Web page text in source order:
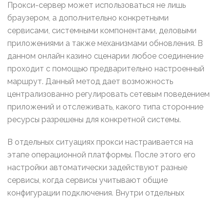
Прокси-сервер может использоваться не лишь
браузером, а дополнительно конкретными
сервисами, системными компонентами, деловыми
приложениями а также механизмами обновления. В
данном онлайн казино сценарии любое соединение
проходит с помощью предварительно настроенный
маршрут. Данный метод дает возможность
централизованно регулировать сетевым поведением
приложений и отслеживать, какого типа сторонние
ресурсы разрешены для конкретной системы.
В отдельных ситуациях прокси настраивается на
этапе операционной платформы. После этого его
настройки автоматически задействуют разные
сервисы, когда сервисы учитывают общие
конфигурации подключения. Внутри отдельных